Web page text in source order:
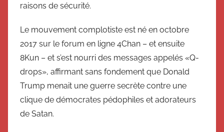
raisons de sécurité.
Le mouvement complotiste est né en octobre
2017 sur le forum en ligne 4Chan – et ensuite
8Kun – et s’est nourri des messages appelés «Q-
drops», affirmant sans fondement que Donald
Trump menait une guerre secrète contre une
clique de démocrates pédophiles et adorateurs
de Satan.